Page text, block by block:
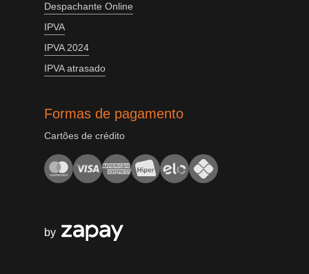
Despachante Online
IPVA
IPVA 2024
IPVA atrasado
Formas de pagamento
Cartões de crédito
by